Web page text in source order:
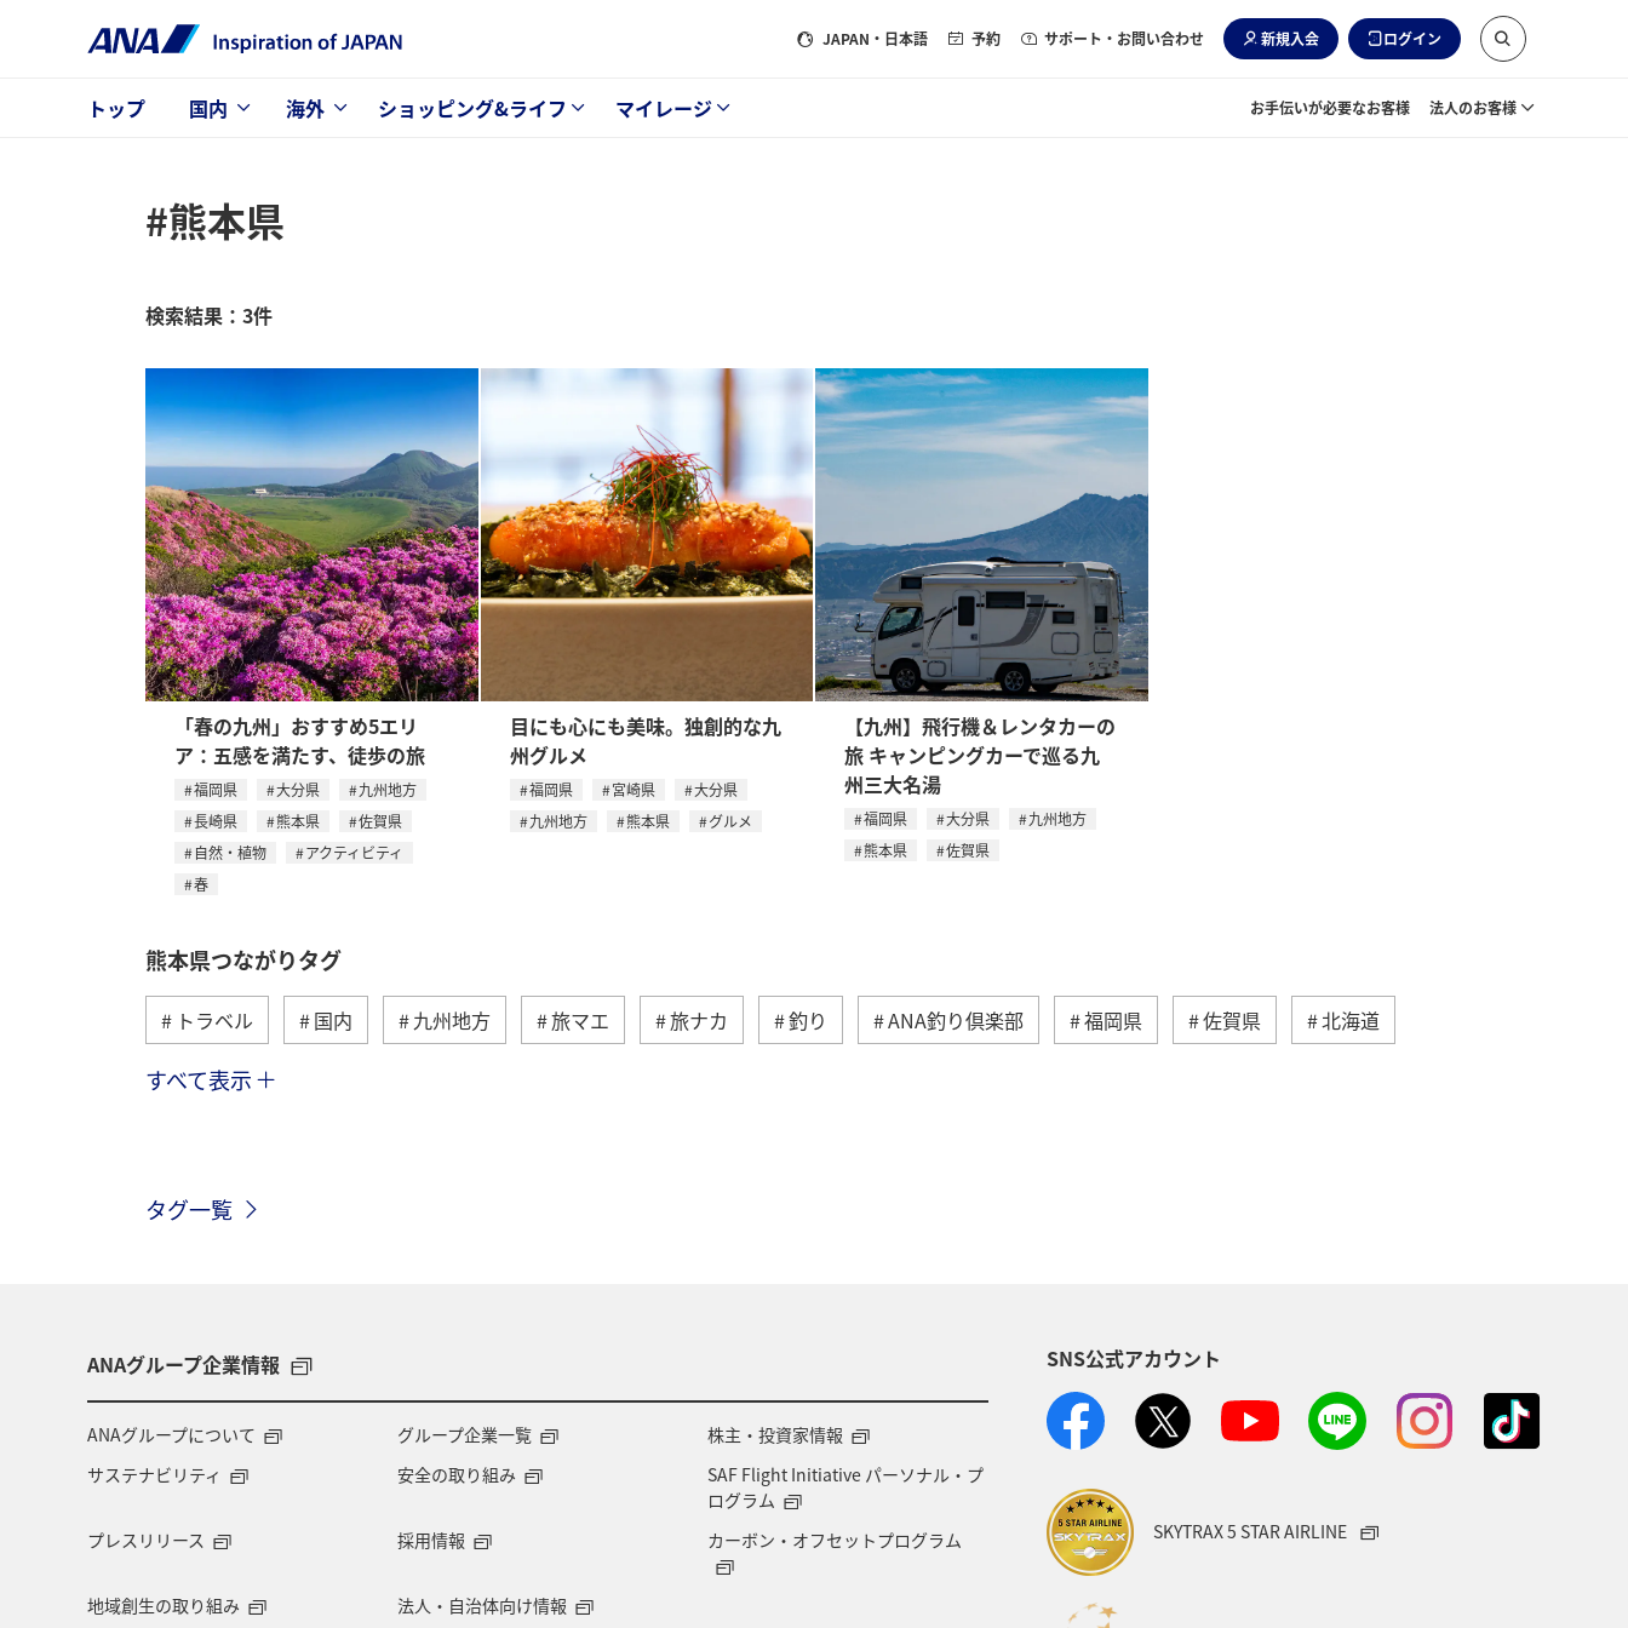
JAPAN ・日本語 予約 サポート・お問い合わせ 新規入会 ログイン
トップ 国内 海外 ショッピング&ライフ マイレージ お手伝いが必要なお客様 法人のお客様
#熊本県
検索結果：3件
「春の九州」おすすめ5エリ
ア：五感を満たす、徒歩の旅
福岡県 大分県
九州地方
長崎県
熊本県
佐賀県
自然・植物
アクティビティ
春
目にも心にも美味。独創的な九
州グルメ
福岡県 宮崎県
大分県
九州地方
熊本県 グルメ
【九州】飛行機＆レンタカーの
旅 キャンピングカーで巡る九
州三大名湯
福岡県 大分県
九州地方
熊本県
佐賀県
熊本県つながりタグ
トラベル 国内 九州地方 旅マエ 旅ナカ 釣り ANA釣り倶楽部 福岡県 佐賀県 北海道
ワーケーション
川
すべて表示
タグ一覧
ANAグループ企業情報
ANAグループについて グループ企業一覧
株主・投資家情報
サステナビリティ
安全の取り組み
SAF Flight Initiative パーソナル・プ
ログラム
プレスリリース
採用情報 カーボン・オフセットプログラム
地域創生の取り組み 法人・自治体向け情報
SNS公式アカウント
SKYTRAX 5 STAR AIRLINE